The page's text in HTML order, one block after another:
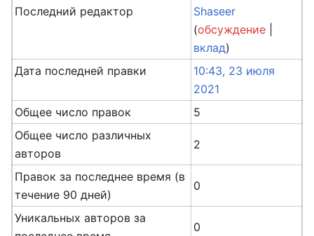
Последний редактор
Shaseer
(обсуждение
вклад)
Дата последней правки
10:43, 23 июля
2021
Общее число правок
5
Общее число различных
авторов
2
Правок за последнее время (в
течение 90 дней)
0
Уникальных авторов за
0